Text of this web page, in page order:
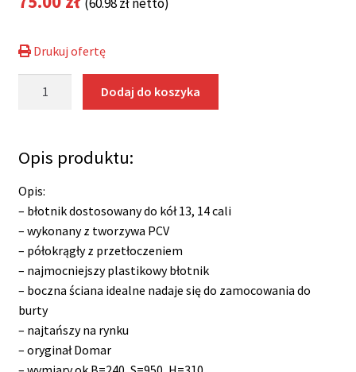
Drukuj ofertę
plastik
Domar
Dodaj do koszyka
Opis produktu:
Opis:
– błotnik dostosowany do kół 13, 14 cali
– wykonany z tworzywa PCV
– półokrągły z przetłoczeniem
– najmocniejszy plastikowy błotnik
– boczna ściana idealne nadaje się do zamocowania do
burty
– najtańszy na rynku
– oryginał Domar